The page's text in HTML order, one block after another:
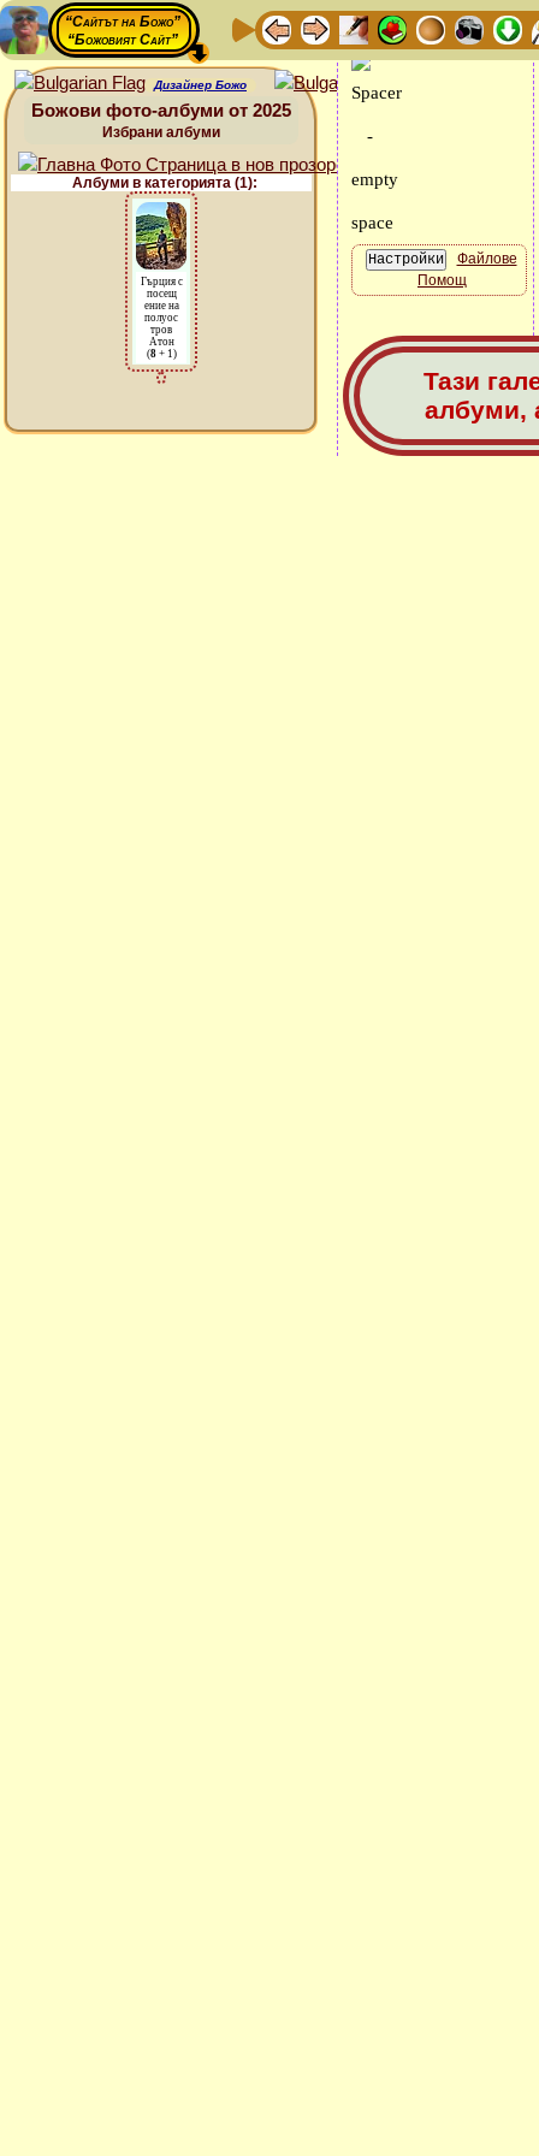
“Сайтът на Божо”
“Божовият Сайт”
Дизайнер Божо
Божови фото-албуми от 2025
Избрани албуми
Албуми в категорията (1):
Гърция с
посещ
ение на
полуос
тров
Атон
(8+ 1)
Файлове
Помощ
Тази
албуми,